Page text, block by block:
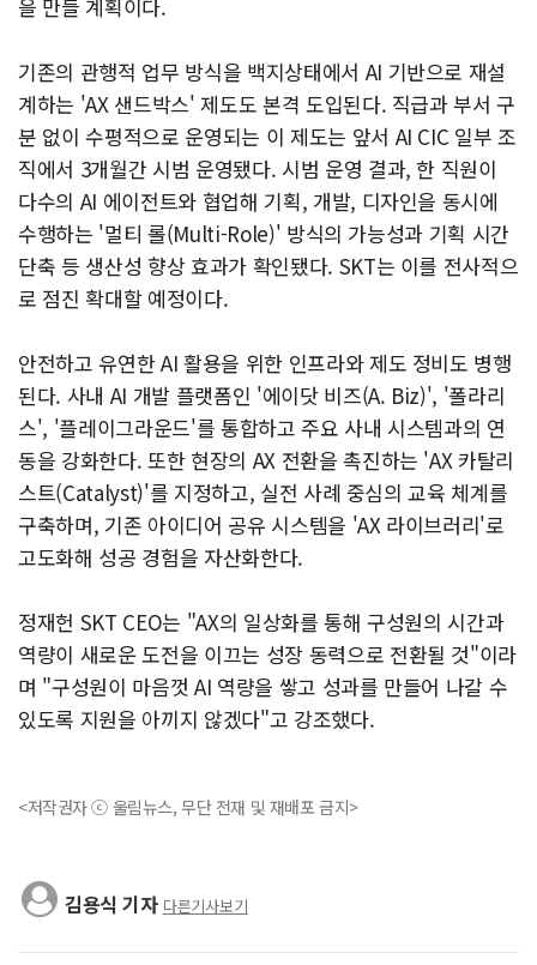
을 만들 계획이다.
기존의 관행적 업무 방식을 백지상태에서 AI 기반으로 재설
계하는 'AX 샌드박스' 제도도 본격 도입된다. 직급과 부서 구
분 없이 수평적으로 운영되는 이 제도는 앞서 AI CIC 일부 조
직에서 3개월간 시범 운영됐다. 시범 운영 결과, 한 직원이
다수의 AI 에이전트와 협업해 기획, 개발, 디자인을 동시에
수행하는 '멀티 롤(Multi-Role)' 방식의 가능성과 기획 시간
단축 등 생산성 향상 효과가 확인됐다. SKT는 이를 전사적으
로 점진 확대할 예정이다.
안전하고 유연한 AI 활용을 위한 인프라와 제도 정비도 병행
된다. 사내 AI 개발 플랫폼인 '에이닷 비즈(A. Biz)', '폴라리
스', '플레이그라운드'를 통합하고 주요 사내 시스템과의 연
동을 강화한다. 또한 현장의 AX 전환을 촉진하는 'AX 카탈리
스트(Catalyst)'를 지정하고, 실전 사례 중심의 교육 체계를
구축하며, 기존 아이디어 공유 시스템을 'AX 라이브러리'로
고도화해 성공 경험을 자산화한다.
정재헌 SKT CEO는 "AX의 일상화를 통해 구성원의 시간과
역량이 새로운 도전을 이끄는 성장 동력으로 전환될 것"이라
며 "구성원이 마음껏 AI 역량을 쌓고 성과를 만들어 나갈 수
있도록 지원을 아끼지 않겠다"고 강조했다.
<저작권자 ⓒ 울림뉴스, 무단 전재 및 재배포 금지>
김용식 기자 다른기사보기